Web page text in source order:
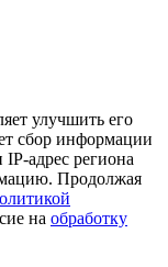
улучшить его
сбор информации
IP-адрес региона
Продолжая
на обработку